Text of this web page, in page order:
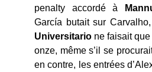
penalty accordé à
García butait sur
Universitario ne faisait
onze, même s’il se
en contre, les entrées